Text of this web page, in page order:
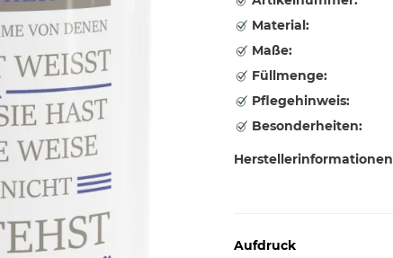
Material:
Maße:
Füllmenge:
Pflegehinweis:
Besonderheiten:
Herstellerinformationen
Aufdruck